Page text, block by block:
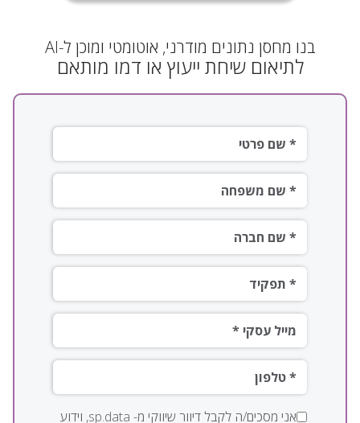
בנו מחסן נתונים מודרני, אוטומטי ומוכן ל-AI
לתיאום שיחת ייעוץ או דמו מותאם
שם פרטי*
שם משפחה*
שם חברה *
תפקיד*
*מייל עסקי
טלפון*
אני מסכים/ה לקבל דיוור שיווקי מ- sp.data, וידוע